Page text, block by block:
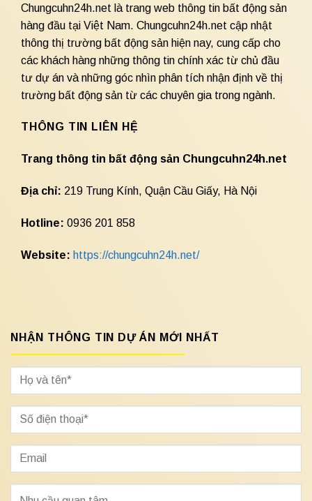
Chungcuhn24h.net là trang web thông tin bất động sản
hàng đầu tại Việt Nam. Chungcuhn24h.net cập nhật
thông thị trường bất động sản hiện nay, cung cấp cho
các khách hàng những thông tin chính xác từ chủ đầu
tư dự án và những góc nhìn phân tích nhận định về thị
trường bất động sản từ các chuyên gia trong ngành.
THÔNG TIN LIÊN HỆ
Trang thông tin bất động sản Chungcuhn24h.net
Địa chỉ: 219 Trung Kính, Quận Cầu Giấy, Hà Nội
Hotline: 0936 201 858
Website: https://chungcuhn24h.net/
NHẬN THÔNG TIN DỰ ÁN MỚI NHẤT